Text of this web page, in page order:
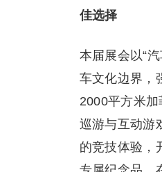
佳选择
本届展会以“
车文化边界，
2000平方米
巡游与互动游
的竞技体验，